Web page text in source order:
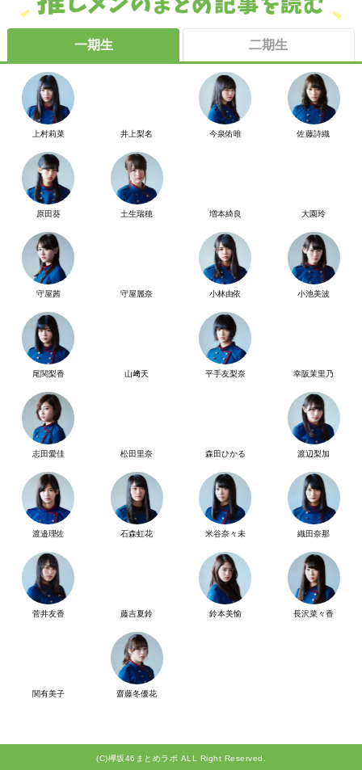
一期生 二期生
上村莉菜 井上梨名 今泉佑唯 佐藤詩織
原田葵 土生瑞穂 増本綺良 大園玲
守屋茜 守屋麗奈 小林由依 小池美波
尾関梨香 山﨑天 平手友梨奈 幸阪茉里乃
志田愛佳 松田里奈 森田ひかる 渡辺梨加
渡邉理佐 石森虹花 米谷奈々未 織田奈那
菅井友香 藤吉夏鈴 鈴本美愉 長沢菜々香
関有美子 齋藤冬優花
(C)欅坂46まとめラボ ALL Right Reserved.